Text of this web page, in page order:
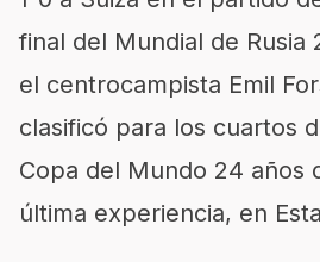
final del Mundial de Rusia
el centrocampista Emil
clasificó para los cuartos
Copa del Mundo 24 años
última experiencia, en